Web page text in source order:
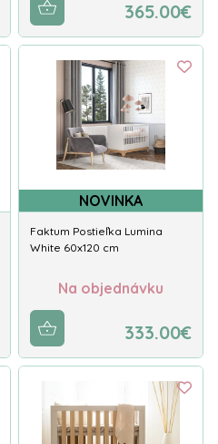
365.00€
NOVINKA
Faktum Postieľka Lumina
White 60x120 cm
Na objednávku
333.00€